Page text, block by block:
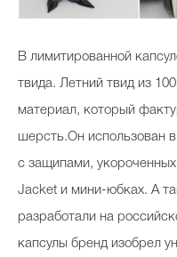
В лимитированной
твида. Летний твид из
материал, который
шерсть.Он использован
с защипами,
Jacket и мини-юбках. А
разработали на
капсулы бренд изобрел